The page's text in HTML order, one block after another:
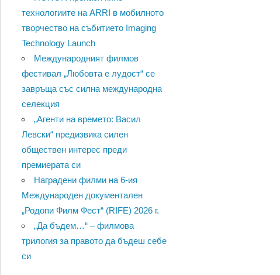
технологиите на ARRI в мобилното
творчество на събитието Imaging
Technology Launch
Международният филмов
фестивал „Любовта е лудост“ се
завръща със силна международна
селекция
„Агенти на времето: Васил
Левски“ предизвика силен
обществен интерес преди
премиерата си
Наградени филми на 6-ия
Международен документален
„Родопи Филм Фест“ (RIFE) 2026 г.
„Да бъдем…“ – филмова
трилогия за правото да бъдеш себе
си